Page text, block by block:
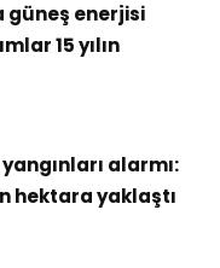
güneş enerjisi
15 yılın
alarmı:
hektara yaklaştı